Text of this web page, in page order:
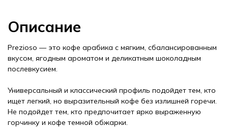
Описание
Prezioso — это кофе арабика с мягким, сбалансированным
вкусом, ягодным ароматом и деликатным шоколадным
послевкусием.
Универсальный и классический профиль подойдет тем, кто
ищет легкий, но выразительный кофе без излишней горечи.
Не подойдет тем, кто предпочитает ярко выраженную
горчинку и кофе темной обжарки.